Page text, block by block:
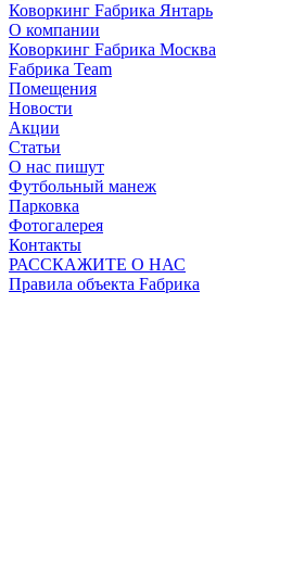
Коворкинг Fабрика Янтарь
О компании
Коворкинг Fабрика Москва
Fабрика Team
Помещения
Новости
Акции
Статьи
О нас пишут
Футбольный манеж
Парковка
Фотогалерея
Контакты
РАССКАЖИТЕ О НАС
Правила объекта Fабрика